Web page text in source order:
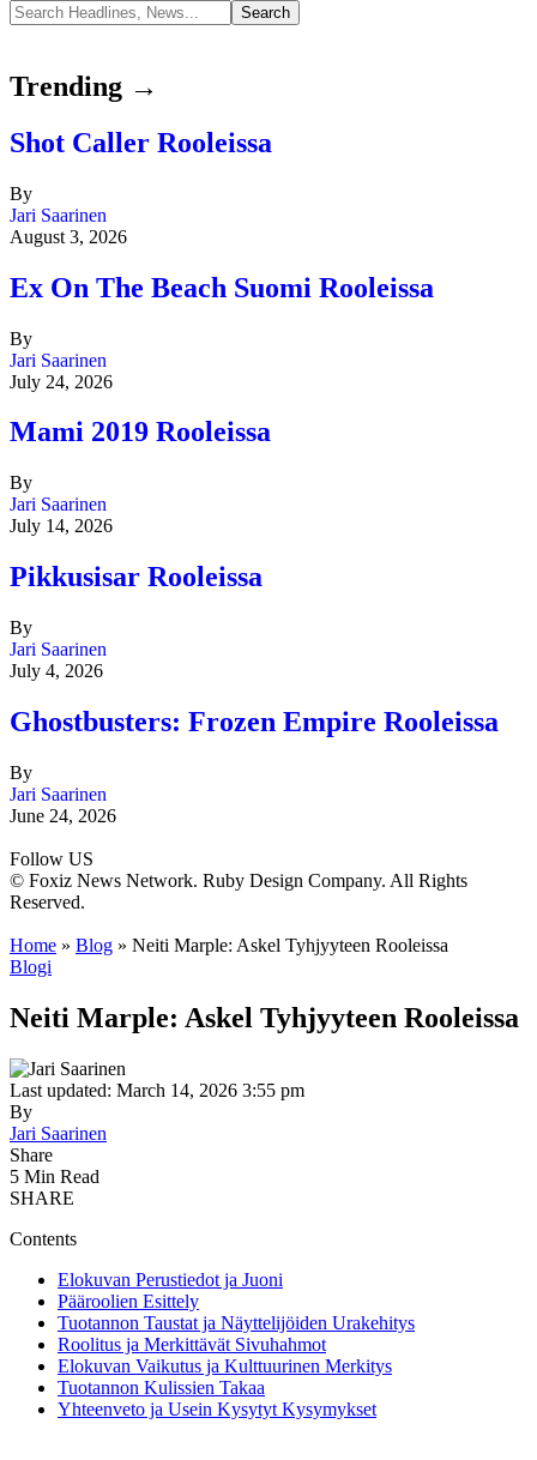
Trending →
Shot Caller Rooleissa
By
Jari Saarinen
August 3, 2026
Ex On The Beach Suomi Rooleissa
By
Jari Saarinen
July 24, 2026
Mami 2019 Rooleissa
By
Jari Saarinen
July 14, 2026
Pikkusisar Rooleissa
By
Jari Saarinen
July 4, 2026
Ghostbusters: Frozen Empire Rooleissa
By
Jari Saarinen
June 24, 2026
Follow US
© Foxiz News Network. Ruby Design Company. All Rights
Reserved.
Home » Blog » Neiti Marple: Askel Tyhjyyteen Rooleissa
Blogi
Neiti Marple: Askel Tyhjyyteen Rooleissa
Last updated: March 14, 2026 3:55 pm
By
Jari Saarinen
Share
5 Min Read
SHARE
Contents
Elokuvan Perustiedot ja Juoni
Pääroolien Esittely
Tuotannon Taustat ja Näyttelijöiden Urakehitys
Roolitus ja Merkittävät Sivuhahmot
Elokuvan Vaikutus ja Kulttuurinen Merkitys
Tuotannon Kulissien Takaa
Yhteenveto ja Usein Kysytyt Kysymykset